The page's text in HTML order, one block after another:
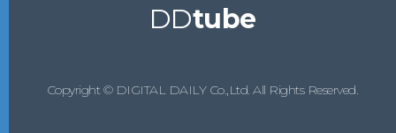
DDtube
Copyright © DIGITAL DAILY Co.,Ltd. All Rights Reserved.